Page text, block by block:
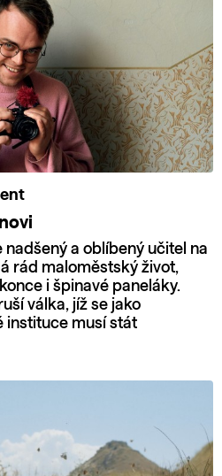
nadšený a oblíbený učitel na
rád maloměstský život,
i špinavé paneláky.
válka, jíž se jako
instituce musí stát